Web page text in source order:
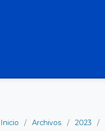
Inicio / Archivos / 2023 /